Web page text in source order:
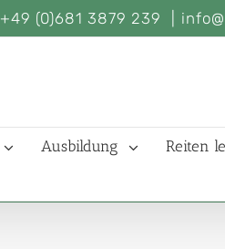
+49 (0)681 3879 239
Ausbildung
Reiten